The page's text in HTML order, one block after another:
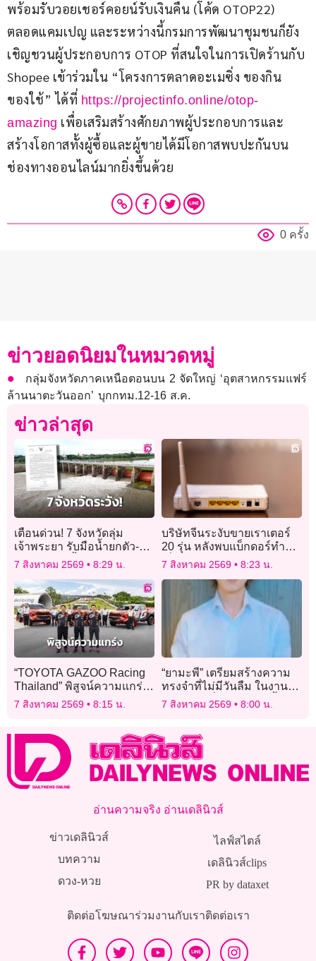
พร้อมรับวอยเชอร์คอยน์รับเงินคืน (โค้ด OTOP22)
ตลอดแคมเปญ และระหว่างนี้กรมการพัฒนาชุมชนก็ยัง
เชิญชวนผู้ประกอบการ OTOP ที่สนใจในการเปิดร้านกับ
Shopee เข้าร่วมใน “โครงการตลาดอะเมซิ่ง ของกิน
ของใช้” ได้ที่ https://projectinfo.online/otop-
amazing เพื่อเสริมสร้างศักยภาพผู้ประกอบการและ
สร้างโอกาสทั้งผู้ซื้อและผู้ขายได้มีโอกาสพบปะกันบน
ช่องทางออนไลน์มากยิ่งขึ้นด้วย
0 ครั้ง
ข่าวยอดนิยมในหมวดหมู่
กลุ่มจังหวัดภาคเหนือตอนบน 2 จัดใหญ่ ‘อุตสาหกรรมแฟร์
ล้านนาตะวันออก’ บุกกทม.12-16 ส.ค.
ข่าวล่าสุด
เตือนด่วน! 7 จังหวัดลุ่ม
เจ้าพระยา รับมือน้ำยกตัว-
เฝ้าระวังริมน้ำใกล้ชิด
7 สิงหาคม 2569 8:29 น.
บริษัทจีนระงับขายเราเตอร์
20 รุ่น หลังพบแบ็กดอร์ทำ
เสี่ยงถูกเจาะระบบ
7 สิงหาคม 2569 8:23 น.
“TOYOTA GAZOO Racing
Thailand” พิสูจน์ความแกร่ง
พร้อมสู้ศึก “AXCR 2026”
7 สิงหาคม 2569 8:15 น.
“ยามะพี” เตรียมสร้างความ
ทรงจำที่ไม่มีวันลืม ในงาน
คอนเสิร์ตที่ไทยปลายปีนี้!
7 สิงหาคม 2569 8:00 น.
อ่านความจริง อ่านเดลินิวส์
ข่าวเดลินิวส์
บทความ
ดวง-หวย
ไลฟ์สไตล์
เดลินิวส์clips
PR by dataxet
ติดต่อโฆษณาร่วมงานกับเราติดต่อเรา